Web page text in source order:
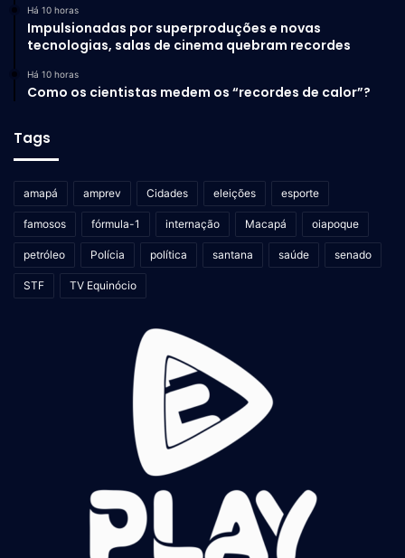
Há 10 horas
Impulsionadas por superproduções e novas
tecnologias, salas de cinema quebram recordes
Há 10 horas
Como os cientistas medem os “recordes de calor”?
Tags
amapá amprev Cidades eleições esporte
famosos fórmula-1 internação Macapá oiapoque
petróleo Polícia política santana saúde senado
STF TV Equinócio